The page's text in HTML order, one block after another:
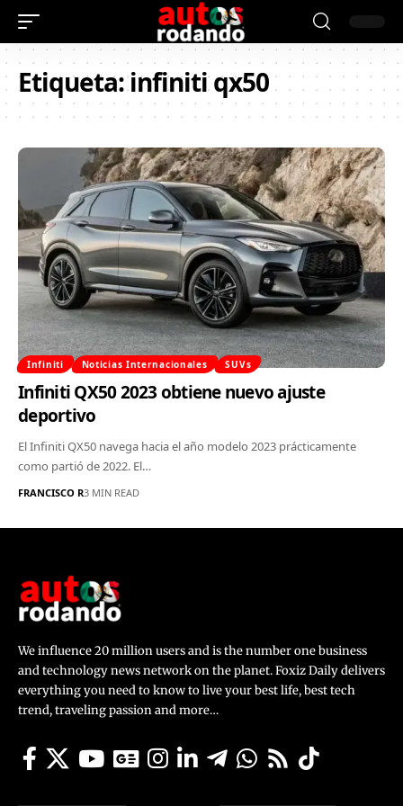
Etiqueta:infiniti qx50
Infiniti Noticias Internacionales SUVs
Infiniti QX50 2023 obtiene nuevo ajuste
deportivo
El Infiniti QX50 navega hacia el año modelo 2023 prácticamente
como partió de 2022. El…
FRANCISCO R3 MIN READ
We influence 20 million users and is the number one business
and technology news network on the planet. Foxiz Daily delivers
everything you need to know to live your best life, best tech
trend, traveling passion and more…